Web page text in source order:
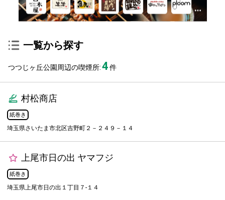
一覧から探す
つつじヶ丘公園周辺の喫煙所:4件
村松商店
紙巻き
埼玉県さいたま市北区吉野町２－２４９－１４
上尾市日の出 ヤマフジ
紙巻き
埼玉県上尾市日の出１丁目７-１４